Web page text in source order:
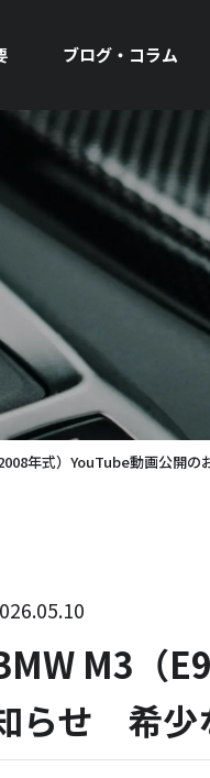
ブログ・コラム
年式）YouTube動画公開
M3（
らせ 希少